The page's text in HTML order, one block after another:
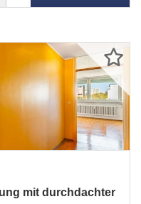
mit durchdachter